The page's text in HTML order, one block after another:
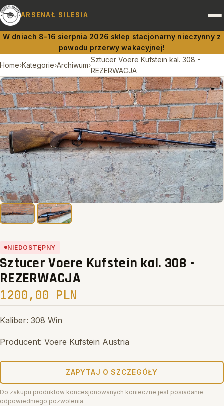
ARSENAŁ SILESIA
BROŃ I AMUNICJA
PRAWO A BROŃ
DOSTAWY
RUSZNIKARNIA
OBSŁUGA PRAWNA
KONTAKT
W dniach 8-16 sierpnia 2026 sklep stacjonarny nieczynny z
powodu przerwy wakacyjnej!
Home›Kategorie›Archiwum›
Sztucer Voere Kufstein kal. 308 -
REZERWACJA
NIEDOSTĘPNY
Sztucer Voere Kufstein kal. 308 -
REZERWACJA
1200,00 PLN
Kaliber: 308 Win
Producent: Voere Kufstein Austria
ZAPYTAJ O SZCZEGÓŁY
Do zakupu produktow koncesjonowanych konieczne jest posiadanie
odpowiedniego pozwolenia.